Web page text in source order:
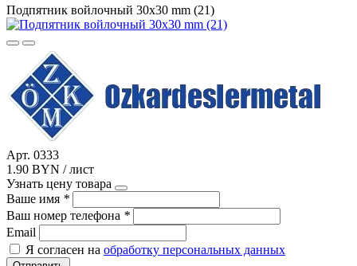
Подпятник войлочный 30х30 mm (21)
Арт. 0333
1.90 BYN / лист
Узнать цену товара
Ваше имя *
Ваш номер телефона *
Email
Я согласен на обработку персональных данных